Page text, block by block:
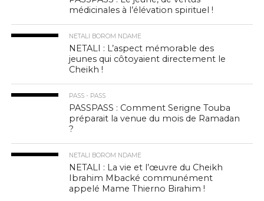
médicinales à l’élévation spirituel !
NETALI BOROM NDAME
NETALI : L’aspect mémorable des
jeunes qui côtoyaient directement le
Cheikh !
PASS - PASS
PASSPASS : Comment Serigne Touba
préparait la venue du mois de Ramadan
?
NETALI BOROM NDAME
NETALI : La vie et l’œuvre du Cheikh
Ibrahim Mbacké communément
appelé Mame Thierno Birahim !